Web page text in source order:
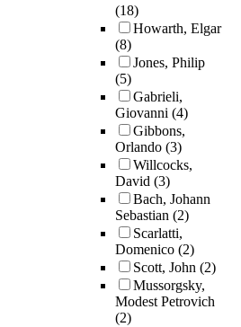
(18)
Howarth, Elgar
(8)
Jones, Philip
(5)
Gabrieli,
Giovanni (4)
Gibbons,
Orlando (3)
Willcocks,
David (3)
Bach, Johann
Sebastian (2)
Scarlatti,
Domenico (2)
Scott, John (2)
Mussorgsky,
Modest Petrovich
(2)